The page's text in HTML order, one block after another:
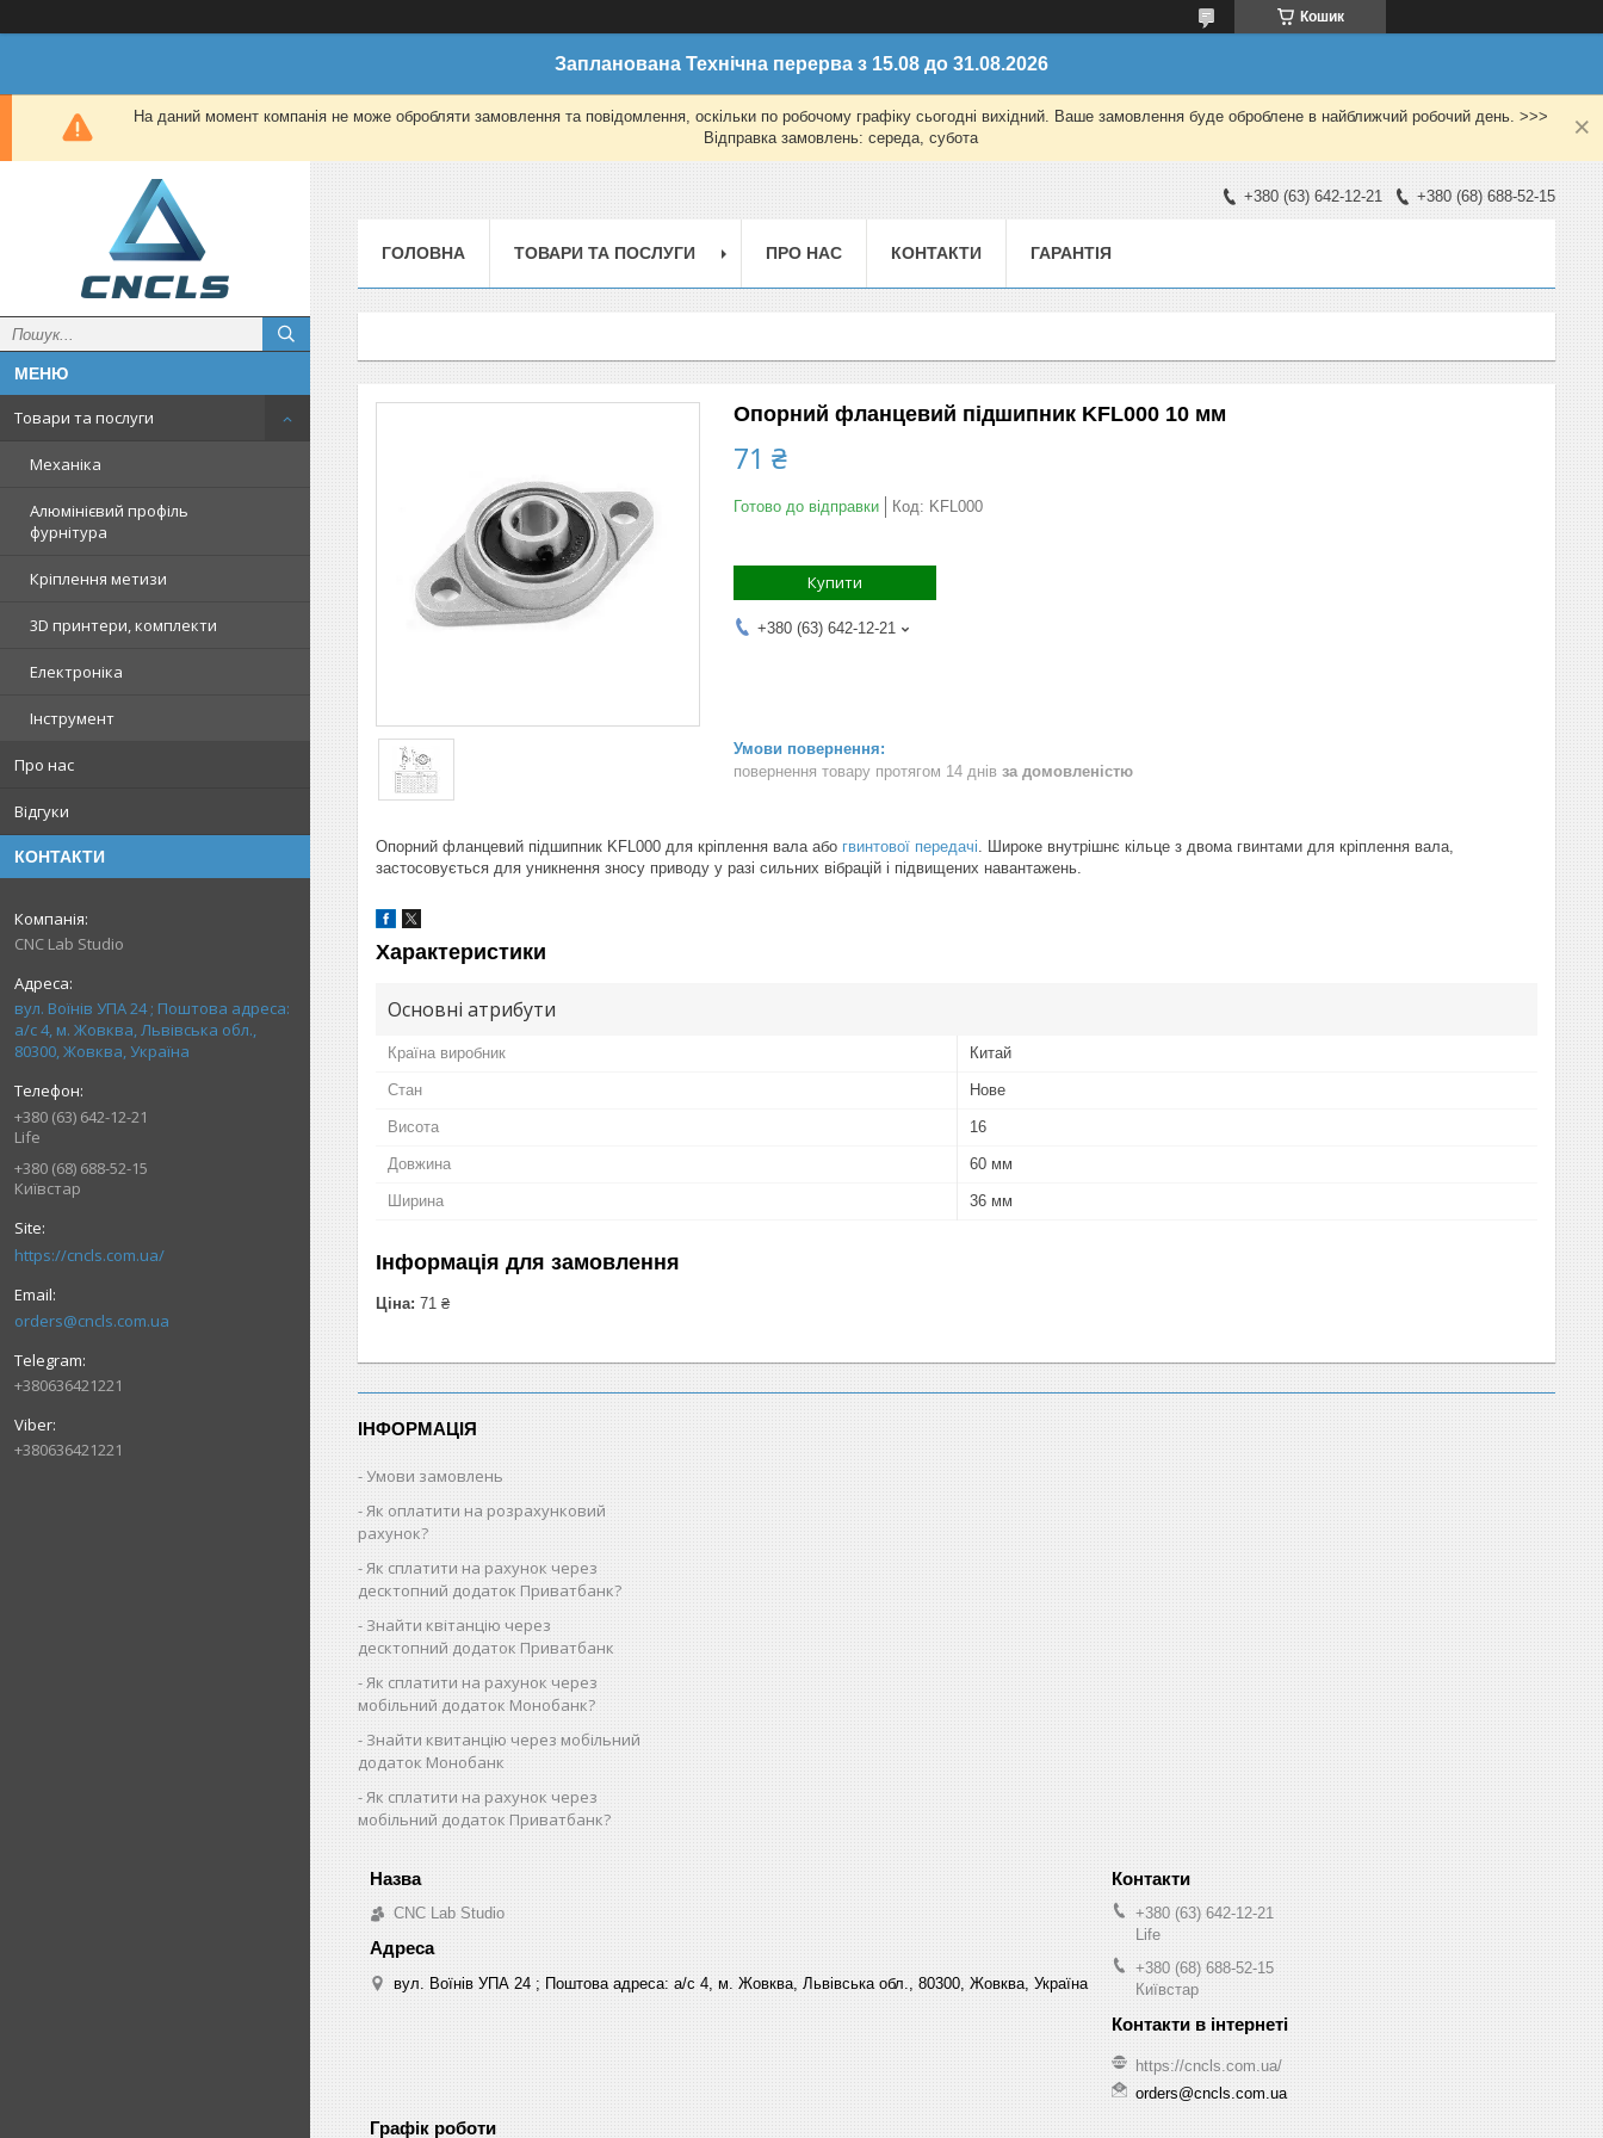
Кошик
Запланована Технічна перерва з 15.08 до 31.08.2026
На даний момент компанія не може обробляти замовлення та повідомлення, оскільки по робочому графіку сьогодні вихідний. Ваше замовлення буде оброблене в найближчий робочий день. >>>
Відправка замовлень: середа, субота
Товари та послуги
Механіка
Алюмінієвий профіль
фурнітура
Кріплення метизи
3D принтери, комплекти
Електроніка
Інструмент
Про нас
Відгуки
КОНТАКТИ
CNC Lab Studio
вул. Воїнів УПА 24 ; Поштова адреса:
а/с 4, м. Жовква, Львівська обл.,
80300, Жовква, Україна
+380 (63) 642-12-21
Life
+380 (68) 688-52-15
Київстар
https://cncls.com.ua/
orders@cncls.com.ua
+380636421221
+380636421221
+380 (63) 642-12-21 +380 (68) 688-52-15
ГОЛОВНА ТОВАРИ ТА ПОСЛУГИ ПРО НАС КОНТАКТИ ГАРАНТІЯ
Опорний фланцевий підшипник KFL000 10 мм
71 ₴
Готово до відправки Код: KFL000
Купити
+380 (63) 642-12-21
повернення товару протягом 14 днів за домовленістю
Опорний фланцевий підшипник KFL000 для кріплення вала або гвинтової передачі . Широке внутрішнє кільце з двома гвинтами для кріплення вала,
застосовується для уникнення зносу приводу у разі сильних вібрацій і підвищених навантажень.
Характеристики
Основні атрибути
Країна виробник Китай
Стан Нове
Висота 16
Довжина 60 мм
Ширина 36 мм
Інформація для замовлення
Ціна: 71 ₴
ІНФОРМАЦІЯ
Умови замовлень
Як оплатити на розрахунковий
рахунок?
Як cплатити на рахунок через
десктопний додаток Приватбанк?
Знайти квітанцію через
десктопний додаток Приватбанк
Як сплатити на рахунок через
мобільний додаток Монобанк?
Знайти квитанцію через мобільний
додаток Монобанк
Як сплатити на рахунок через
мобільний додаток Приватбанк?
CNC Lab Studio
вул. Воїнів УПА 24 ; Поштова адреса: а/с 4, м. Жовква, Львівська обл., 80300, Жовква, Україна
+380 (63) 642-12-21
Life
+380 (68) 688-52-15
Київстар
https://cncls.com.ua/
orders@cncls.com.ua
Графік роботи